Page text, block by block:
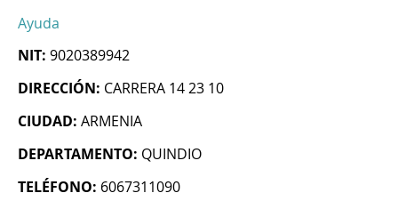
Ayuda
NIT: 9020389942
DIRECCIÓN: CARRERA 14 23 10
CIUDAD: ARMENIA
DEPARTAMENTO: QUINDIO
TELÉFONO: 6067311090